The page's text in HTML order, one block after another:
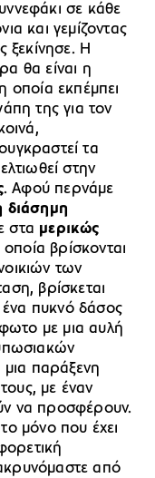
σε κάθε
και γεμίζοντας
ξεκίνησε. Η
θα είναι η
οποία εκπέμπει
της για τον
τα
στην
. Αφού περνάμε
διάσημη
στα μερικώς
οποία βρίσκονται
των
βρίσκεται
ένα πυκνό δάσος
με μια αυλή
μια παράξενη
με έναν
να προσφέρουν.
μόνο που έχει
από